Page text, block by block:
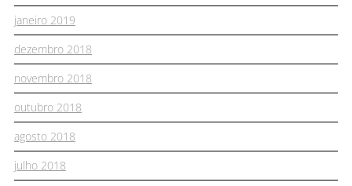
janeiro 2019
dezembro 2018
novembro 2018
outubro 2018
agosto 2018
julho 2018